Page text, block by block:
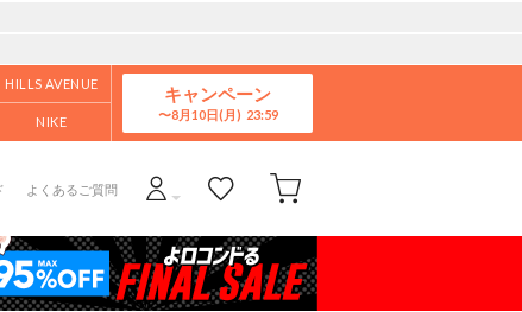
HILLS AVENUE
NIKE
キャンペーン
8月10日(月)
よくあるご質問